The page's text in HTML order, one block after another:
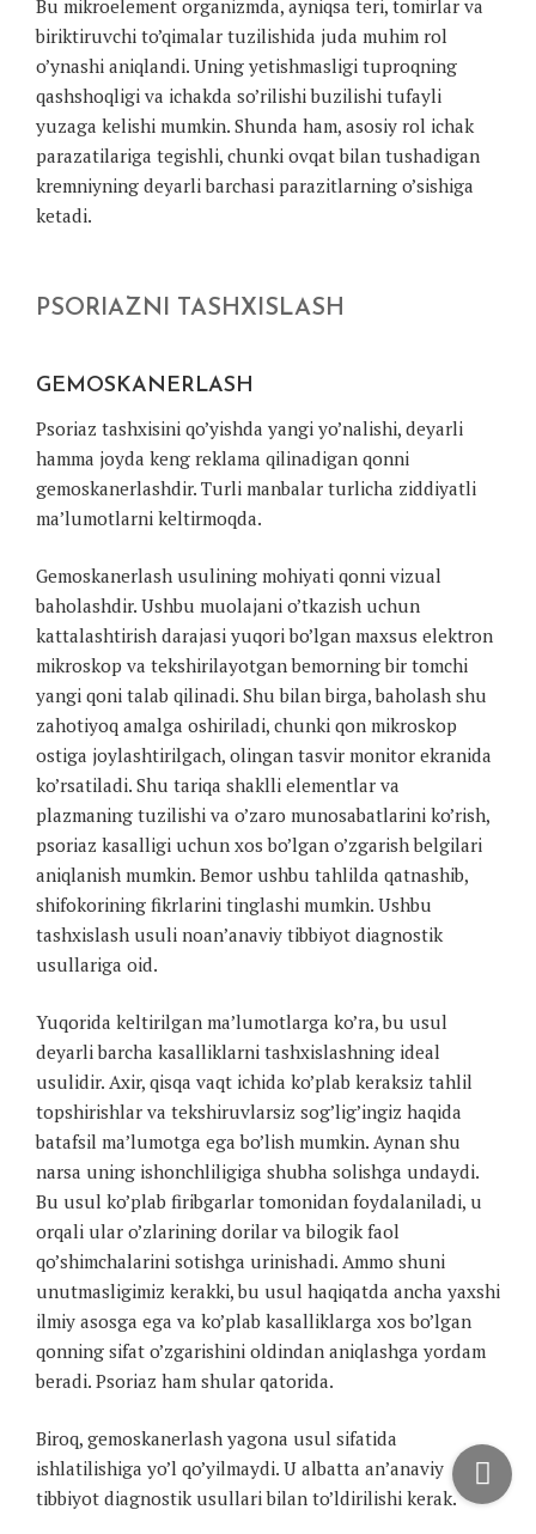
Bu mikroelement organizmda, ayniqsa teri, tomirlar va
biriktiruvchi to’qimalar tuzilishida juda muhim rol
o’ynashi aniqlandi. Uning yetishmasligi tuproqning
qashshoqligi va ichakda so’rilishi buzilishi tufayli
yuzaga kelishi mumkin. Shunda ham, asosiy rol ichak
parazatilariga tegishli, chunki ovqat bilan tushadigan
kremniyning deyarli barchasi parazitlarning o’sishiga
ketadi.
PSORIAZNI TASHXISLASH
GEMOSKANERLASH
Psoriaz tashxisini qo’yishda yangi yo’nalishi, deyarli
hamma joyda keng reklama qilinadigan qonni
gemoskanerlashdir. Turli manbalar turlicha ziddiyatli
ma’lumotlarni keltirmoqda.
Gemoskanerlash usulining mohiyati qonni vizual
baholashdir. Ushbu muolajani o’tkazish uchun
kattalashtirish darajasi yuqori bo’lgan maxsus elektron
mikroskop va tekshirilayotgan bemorning bir tomchi
yangi qoni talab qilinadi. Shu bilan birga, baholash shu
zahotiyoq amalga oshiriladi, chunki qon mikroskop
ostiga joylashtirilgach, olingan tasvir monitor ekranida
ko’rsatiladi. Shu tariqa shaklli elementlar va
plazmaning tuzilishi va o’zaro munosabatlarini ko’rish,
psoriaz kasalligi uchun xos bo’lgan o’zgarish belgilari
aniqlanish mumkin. Bemor ushbu tahlilda qatnashib,
shifokorining fikrlarini tinglashi mumkin. Ushbu
tashxislash usuli noan’anaviy tibbiyot diagnostik
usullariga oid.
Yuqorida keltirilgan ma’lumotlarga ko’ra, bu usul
deyarli barcha kasalliklarni tashxislashning ideal
usulidir. Axir, qisqa vaqt ichida ko’plab keraksiz tahlil
topshirishlar va tekshiruvlarsiz sog’lig’ingiz haqida
batafsil ma’lumotga ega bo’lish mumkin. Aynan shu
narsa uning ishonchliligiga shubha solishga undaydi.
Bu usul ko’plab firibgarlar tomonidan foydalaniladi, u
orqali ular o’zlarining dorilar va bilogik faol
qo’shimchalarini sotishga urinishadi. Ammo shuni
unutmasligimiz kerakki, bu usul haqiqatda ancha yaxshi
ilmiy asosga ega va ko’plab kasalliklarga xos bo’lgan
qonning sifat o’zgarishini oldindan aniqlashga yordam
beradi. Psoriaz ham shular qatorida.
Biroq, gemoskanerlash yagona usul sifatida
ishlatilishiga yo’l qo’yilmaydi. U albatta an’anaviy
tibbiyot diagnostik usullari bilan to’ldirilishi kerak.